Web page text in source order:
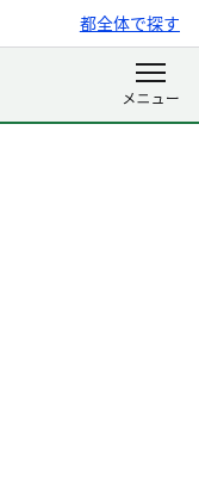
都全体で探す